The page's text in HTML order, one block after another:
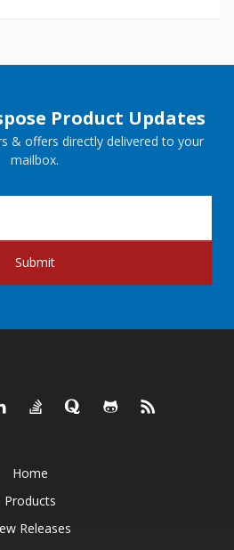
Product Updates
& offers directly delivered to your
mailbox.
Submit
Home
Products
Releases